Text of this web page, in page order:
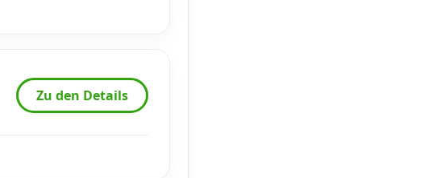
Zu den Details